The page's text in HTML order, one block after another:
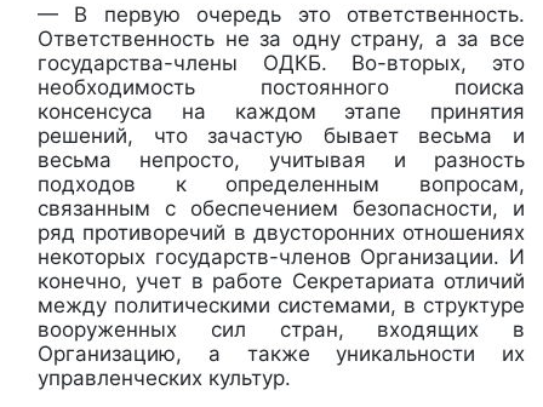
— В первую очередь это ответственность.
Ответственность не за одну страну, а за все
государства-члены ОДКБ. Во-вторых, это
необходимость постоянного поиска
консенсуса на каждом этапе принятия
решений, что зачастую бывает весьма и
весьма непросто, учитывая и разность
подходов к определенным вопросам,
связанным с обеспечением безопасности, и
ряд противоречий в двусторонних отношениях
некоторых государств-членов Организации. И
конечно, учет в работе Секретариата отличий
между политическими системами, в структуре
вооруженных сил стран, входящих в
Организацию, а также уникальности их
управленческих культур.